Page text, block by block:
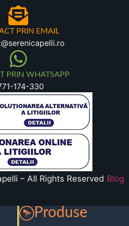
PRIN EMAIL
PRIN WHATSAPP
174-330
– All Rights Reserved Blog
Produse